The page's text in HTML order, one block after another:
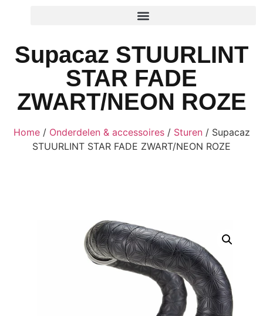
Supacaz STUURLINT
STAR FADE
ZWART/NEON ROZE
Home/ Onderdelen & accessoires/ Sturen/ Supacaz
STUURLINT STAR FADE ZWART/NEON ROZE